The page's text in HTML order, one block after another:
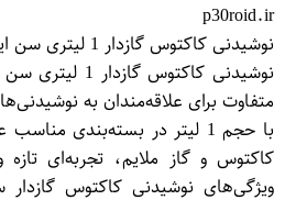
p30roid.ir
نوشیدنی کاکتوس گازدار 1 لیتری سن ایچ کول
نوشیدنی
متفاوت برای علاقه‌مندان به
با حجم 1 لیتر در بسته‌بندی
کاکتوس و گاز ملایم، تجربه‌ای